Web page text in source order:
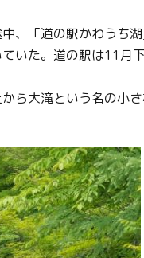
、「道の駅かわうち
いた。道の駅は11月
ら大滝という名の小